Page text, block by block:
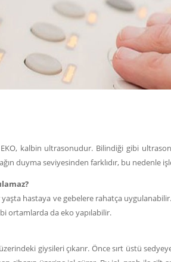
kalbin ultrasonudur. Bilindiği gibi
duyma seviyesinden farklıdır, bu nedenle
hastaya ve gebelere rahatça
ortamlarda da eko yapılabilir.
giysileri çıkarır. Önce sırt üstü